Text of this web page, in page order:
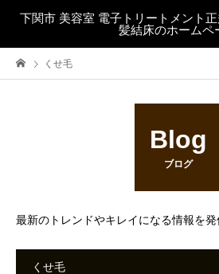
下関市 美容室 電子トリートメント
髪結床のホームペ
くせ毛
Blog
ブログ
最新のトレンドやキレイになる情報を
くせ毛